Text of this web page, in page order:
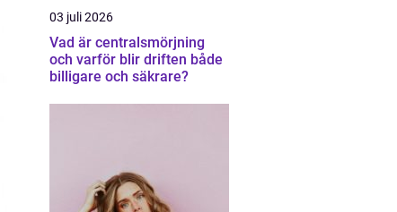
03 juli 2026
Vad är centralsmörjning
och varför blir driften både
billigare och säkrare?